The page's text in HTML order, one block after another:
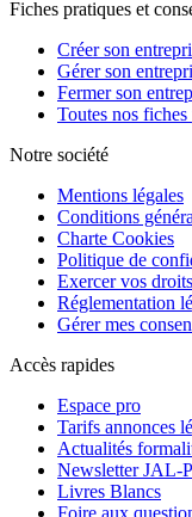
Fiches pratiques et
Créer son
Gérer son
Fermer son
Toutes nos fiches
Notre société
Mentions légales
Conditions
Charte Cookies
Politique de
Exercer vos
Réglementation
Gérer mes
Accès rapides
Espace pro
Tarifs annonces
Actualités
Newsletter JAL-
Livres Blancs
Foire aux